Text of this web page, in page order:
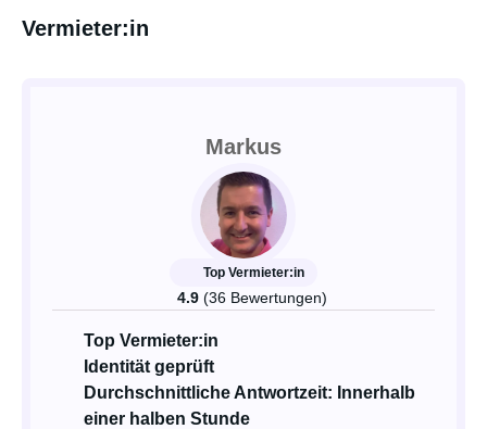
Vermieter:in
Markus
Top Vermieter:in
4.9 (36 Bewertungen)
Top Vermieter:in
Identität geprüft
Durchschnittliche Antwortzeit: Innerhalb
einer halben Stunde